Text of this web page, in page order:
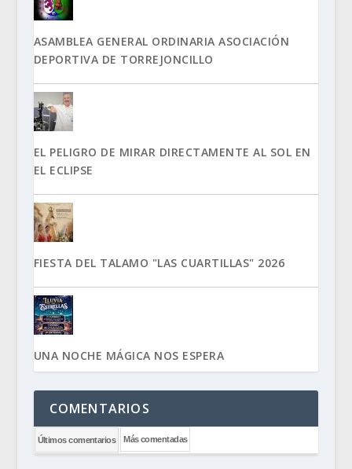
ASAMBLEA GENERAL ORDINARIA ASOCIACIÓN
DEPORTIVA DE TORREJONCILLO
EL PELIGRO DE MIRAR DIRECTAMENTE AL SOL EN
EL ECLIPSE
FIESTA DEL TALAMO "LAS CUARTILLAS" 2026
UNA NOCHE MÁGICA NOS ESPERA
COMENTARIOS
Últimos comentarios Más comentadas